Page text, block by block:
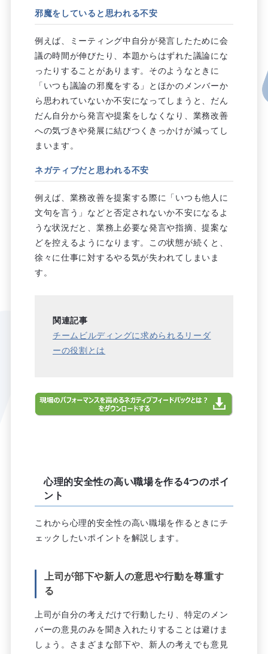
邪魔をしていると思われる不安
例えば、ミーティング中自分が発言したために会
議の時間が伸びたり、本題からはずれた議論にな
ったりすることがあります。そのようなときに
「いつも議論の邪魔をする」とほかのメンバーか
ら思われていないか不安になってしまうと、だん
だん自分から発言や提案をしなくなり、業務改善
への気づきや発展に結びつくきっかけが減ってし
まいます。
ネガティブだと思われる不安
例えば、業務改善を提案する際に「いつも他人に
文句を言う」などと否定されないか不安になるよ
うな状況だと、業務上必要な発言や指摘、提案な
どを控えるようになります。この状態が続くと、
徐々に仕事に対するやる気が失われてしまいま
す。
関連記事
チームビルディングに求められるリーダ
ーの役割とは
心理的安全性の高い職場を作る4つのポイ
ント
これから心理的安全性の高い職場を作るときにチ
ェックしたいポイントを解説します。
上司が部下や新人の意思や行動を尊重す
る
上司が自分の考えだけで行動したり、特定のメン
バーの意見のみを聞き入れたりすることは避けま
しょう。さまざまな部下や、新人の考えでも意見